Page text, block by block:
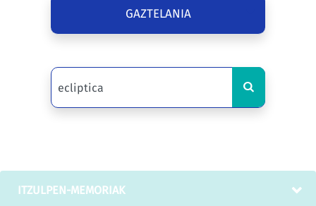
GAZTELANIA
ITZULPEN-MEMORIAK